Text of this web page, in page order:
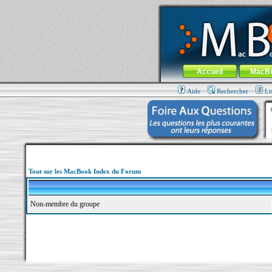
MacBook-fr.com : 100% Apple... 100%
Aller au contenu-Aller au menu
Menu général
Accueil
Aide Rechercher
Tout sur les MacBook Index du Forum
Non-membre du groupe